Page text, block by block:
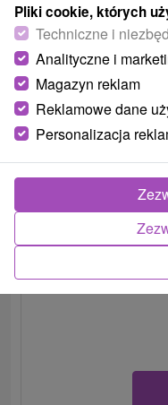
Naturalny letni
Prešovský kraj -
Pliki cookie, których
Techniczne i
Analityczne i
Magazyn reklam
Reklamowe dane
Personalizacja